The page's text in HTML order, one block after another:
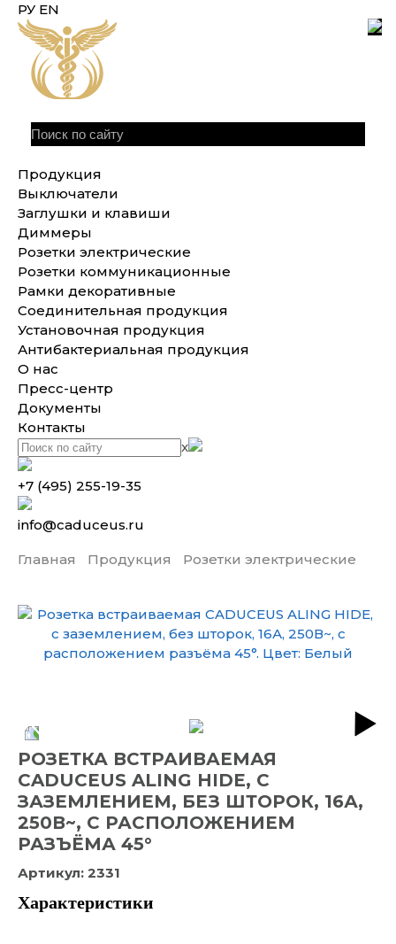
РУ EN
Продукция
Выключатели
Заглушки и клавиши
Диммеры
Розетки электрические
Розетки коммуникационные
Рамки декоративные
Соединительная продукция
Установочная продукция
Антибактериальная продукция
О нас
Пресс-центр
Документы
Контакты
x
+7 (495) 255-19-35
info@caduceus.ru
Главная Продукция Розетки электрические
РОЗЕТКА ВСТРАИВАЕМАЯ
CADUCEUS ALING HIDE, С
ЗАЗЕМЛЕНИЕМ, БЕЗ ШТОРОК, 16А,
250В~, С РАСПОЛОЖЕНИЕМ
РАЗЪЁМА 45°
Артикул: 2331
Характеристики